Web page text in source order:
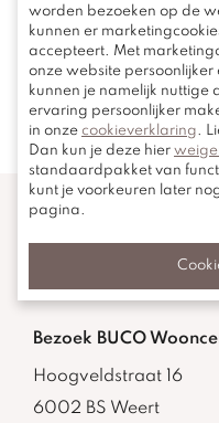
Ik ben op de
het
Versturen
Algemene vragen?
Neem contact op
Bezoek BUCO
Hoogveldstraat 16
6002 BS Weert
worden bezoeken op de
kunnen er
accepteert. Met
onze website
kunnen je namelijk nuttige
ervaring persoonlijker
in onze cookieverklaring .
Dan kun je deze hier
standaardpakket van
kunt je voorkeuren later
pagina.